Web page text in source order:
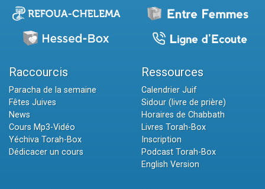
Raccourcis
Paracha de la semaine
Fêtes Juives
News
Cours Mp3-Vidéo
Yéchiva Torah-Box
Dédicacer un cours
Ressources
Calendrier Juif
Sidour (livre de prière)
Horaires de Chabbath
Livres Torah-Box
Inscription
Podcast Torah-Box
English Version